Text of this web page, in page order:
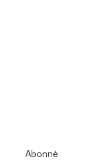
Abonné